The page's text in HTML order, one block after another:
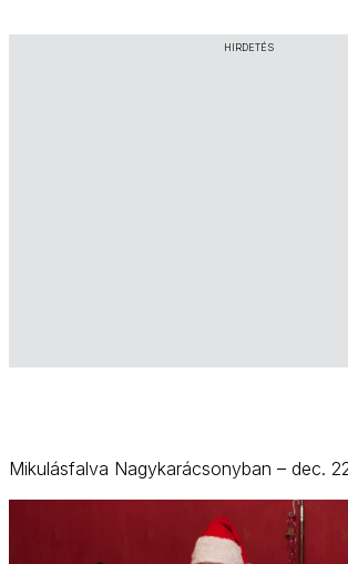
HIRDETÉS
Mikulásfalva Nagykarácsonyban – dec.